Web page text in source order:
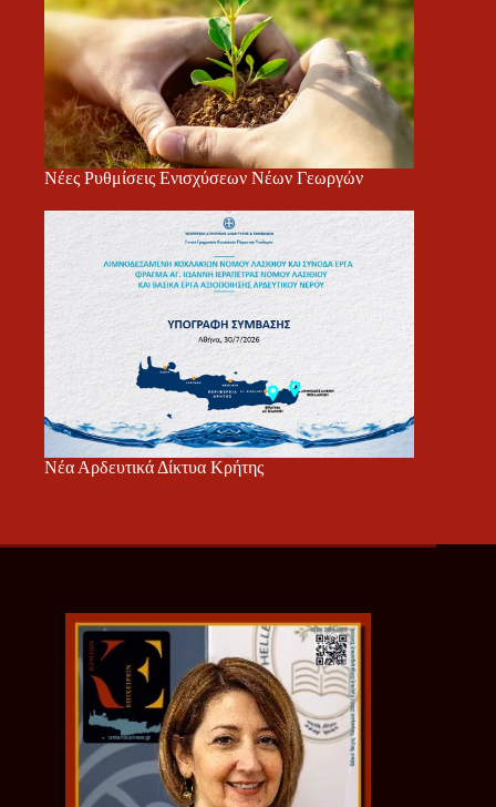
Νέες Ρυθμίσεις Ενισχύσεων Νέων Γεωργών
Νέα Αρδευτικά Δίκτυα Κρήτης